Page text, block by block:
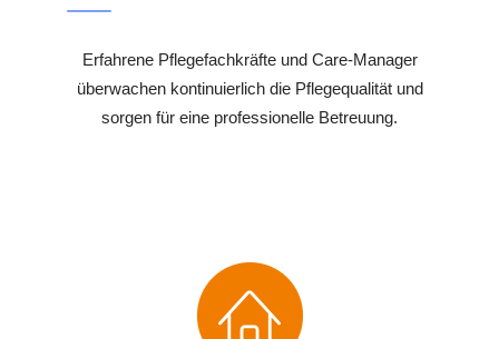
Erfahrene Pflegefachkräfte und Care-Manager
überwachen kontinuierlich die Pflegequalität und
sorgen für eine professionelle Betreuung.